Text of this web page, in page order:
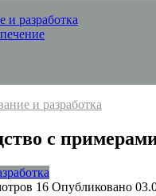
разработка
и разработка
с
16 Опубликовано